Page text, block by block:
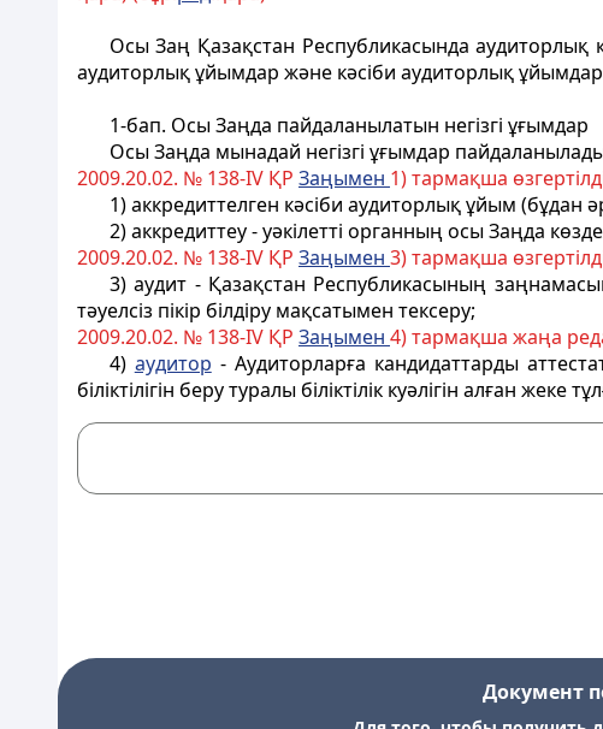
Осы Заң Қазақстан Республикасында аудиторлық
аудиторлық ұйымдар және кәсіби аудиторлық
1-бап. Осы Заңда пайдаланылатын негізгі ұғымдар
Осы Заңда мынадай негізгі ұғымдар
2009.20.02. № 138-IV ҚР Заңымен 1) тармақша
1) аккредиттелген кәсіби аудиторлық ұйым (бұдан
2) аккредиттеу - уәкілетті органның осы Заңда
2009.20.02. № 138-IV ҚР Заңымен 3) тармақша
3) аудит - Қазақстан Республикасының
тәуелсіз пікір білдіру мақсатымен тексеру;
2009.20.02. № 138-IV ҚР Заңымен 4) тармақша жаңа
4) аудитор - Аудиторларға кандидаттарды
біліктілігін беру туралы біліктілік куәлігін алған жеке
Документ